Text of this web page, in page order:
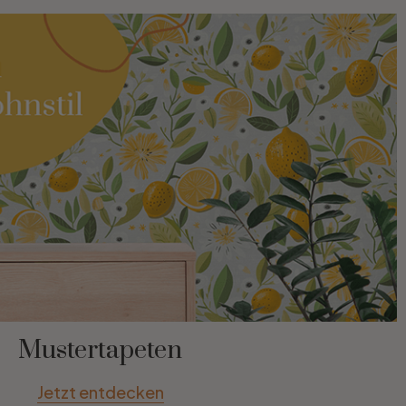
Mustertapeten
Jetzt entdecken